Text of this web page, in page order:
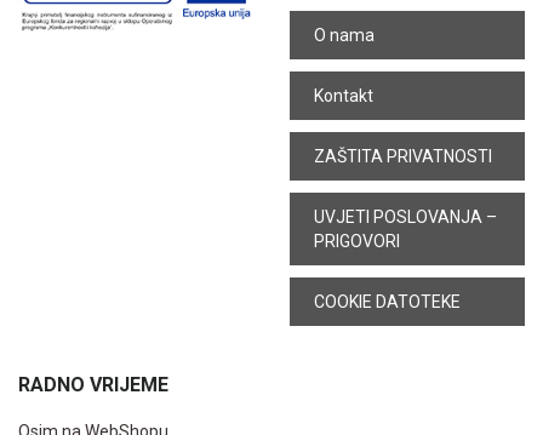
O nama
Kontakt
ZAŠTITA PRIVATNOSTI
UVJETI POSLOVANJA –
PRIGOVORI
COOKIE DATOTEKE
RADNO VRIJEME